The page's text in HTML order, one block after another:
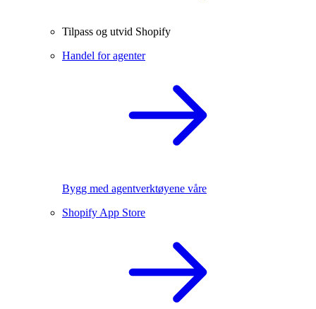
Tilpass og utvid Shopify
Handel for agenter
Bygg med agentverktøyene våre
Shopify App Store